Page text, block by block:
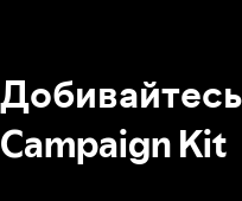
Campaign Kit